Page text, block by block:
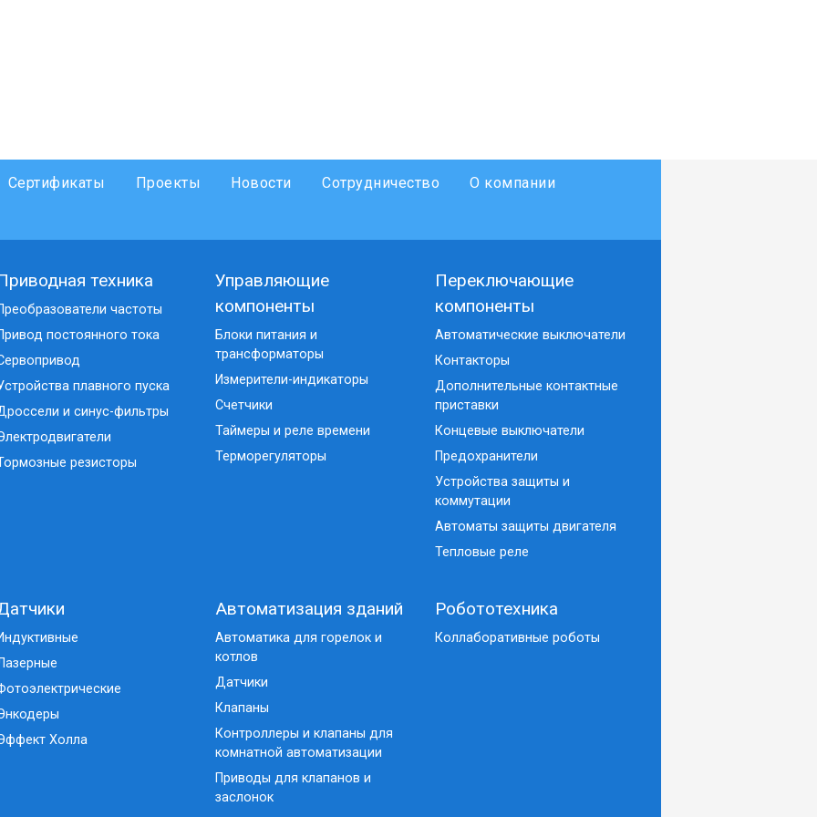
Сертификаты Проекты Новости Сотрудничество О компании
техника
частоты
постоянного тока
плавного пуска
и синус-фильтры
резисторы
Управляющие
компоненты
Блоки питания и
трансформаторы
Измерители-индикаторы
Счетчики
Таймеры и реле времени
Терморегуляторы
Переключающие
компоненты
Автоматические выключатели
Контакторы
Дополнительные контактные
приставки
Концевые выключатели
Предохранители
Устройства защиты и
коммутации
Автоматы защиты двигателя
Тепловые реле
Холла
Автоматизация зданий
Автоматика для горелок и
котлов
Датчики
Клапаны
Контроллеры и клапаны для
комнатной автоматизации
Приводы для клапанов и
заслонок
Робототехника
Коллаборативные роботы